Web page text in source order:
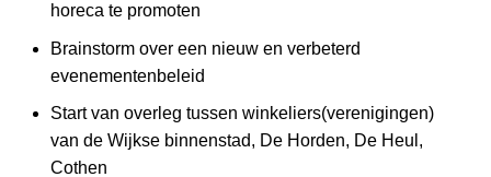
horeca te promoten
Brainstorm over een nieuw en verbeterd
evenementenbeleid
Start van overleg tussen winkeliers(verenigingen)
van de Wijkse binnenstad, De Horden, De Heul,
Cothen